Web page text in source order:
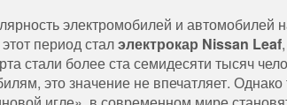
электромобилей и автомобилей
период сталэлектрокар Nissan Leaf
стали более ста семидесяти тысяч
это значение не впечатляет.